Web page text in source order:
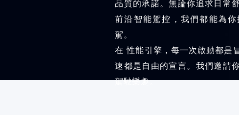
品質的承諾。無論你追求日常
前沿智能駕控，我們都能為
駕。
在 性能引擎，每一次啟動都是
速都是自由的宣言。我們邀請
駕駛樂趣。